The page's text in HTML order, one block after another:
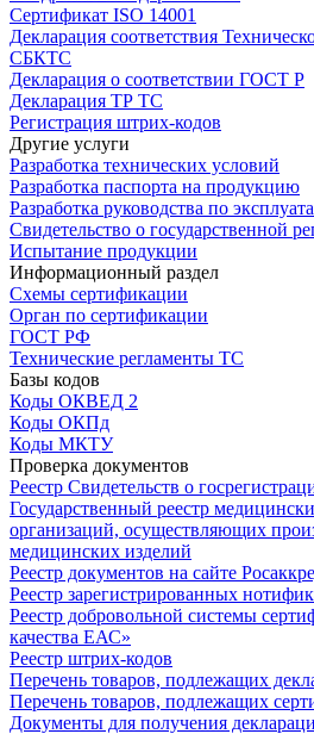
Сертификат ISO 14001
Декларация соответствия
СБКТС
Декларация о соответствии ГОСТ Р
Декларация ТР ТС
Регистрация штрих-кодов
Другие услуги
Разработка технических условий
Разработка паспорта на продукцию
Разработка руководства по
Свидетельство о государственной
Испытание продукции
Информационный раздел
Схемы сертификации
Орган по сертификации
ГОСТ РФ
Технические регламенты ТС
Базы кодов
Коды ОКВЕД 2
Коды ОКПд
Коды МКТУ
Проверка документов
Реестр Свидетельств о
Государственный реестр
организаций, осуществляющих
медицинских изделий
Реестр документов на сайте
Реестр зарегистрированных
Реестр добровольной системы
качества ЕАС»
Реестр штрих-кодов
Перечень товаров, подлежащих
Перечень товаров, подлежащих
Документы для получения